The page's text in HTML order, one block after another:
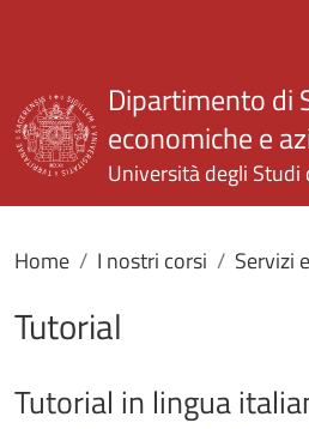
Dipartimento di
economiche e
Università degli Studi
Home I nostri corsi Servizi
Tutorial
Tutorial in lingua